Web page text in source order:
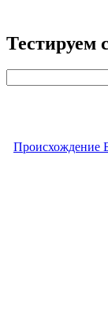
Тестируем
Происхождение